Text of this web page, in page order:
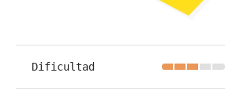
Dificultad